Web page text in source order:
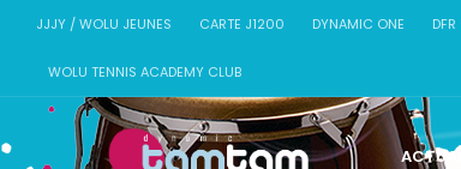
JJJY / WOLU JEUNES CARTE J1200 DYNAMIC ONE DFR
WOLU TENNIS ACADEMY CLUB